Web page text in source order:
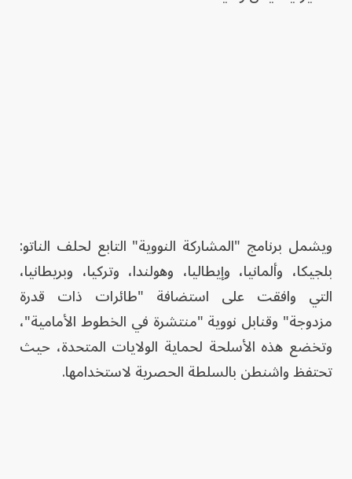
ويشمل برنامج "المشاركة النووية" التابع لحلف الناتو:
بلجيكا، وألمانيا، وإيطاليا، وهولندا، وتركيا، وبريطانيا،
التي وافقت على استضافة "طائرات ذات قدرة
مزدوجة" وقنابل نووية "منتشرة في الخطوط الأمامية"،
وتخضع هذه الأسلحة لحماية الولايات المتحدة، حيث
تحتفظ واشنطن بالسلطة الحصرية لاستخدامها.